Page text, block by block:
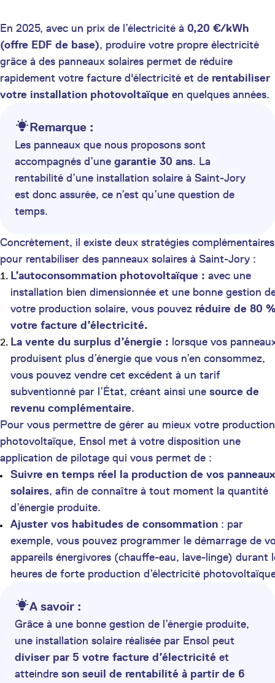
En 2025, avec un prix de l’électricité à 0,20 €/kWh
(offre EDF de base), produire votre propre électricité
grâce à des panneaux solaires permet de réduire
rapidement votre facture d'électricité et de rentabiliser
votre installation photovoltaïque en quelques années.
Remarque :
Les panneaux que nous proposons sont
accompagnés d’une garantie 30 ans. La
rentabilité d’une installation solaire à Saint-Jory
est donc assurée, ce n’est qu’une question de
temps.
Concrètement, il existe deux stratégies complémentaires
pour rentabiliser des panneaux solaires à Saint-Jory :
L’autoconsommation photovoltaïque : avec une
installation bien dimensionnée et une bonne gestion
votre production solaire, vous pouvez réduire de 80
votre facture d’électricité.
La vente du surplus d’énergie : lorsque vos
produisent plus d’énergie que vous n’en consommez,
vous pouvez vendre cet excédent à un tarif
subventionné par l’État, créant ainsi une source de
revenu complémentaire.
Pour vous permettre de gérer au mieux votre production
photovoltaïque, Ensol met à votre disposition une
application de pilotage qui vous permet de :
Suivre en temps réel la production de vos panneaux
solaires, afin de connaître à tout moment la quantité
d’énergie produite.
Ajuster vos habitudes de consommation : par
exemple, vous pouvez programmer le démarrage de
appareils énergivores (chauffe-eau, lave-linge) durant
heures de forte production d’électricité
A savoir :
Grâce à une bonne gestion de l’énergie produite,
une installation solaire réalisée par Ensol peut
diviser par 5 votre facture d’électricité et
atteindre son seuil de rentabilité à partir de 6